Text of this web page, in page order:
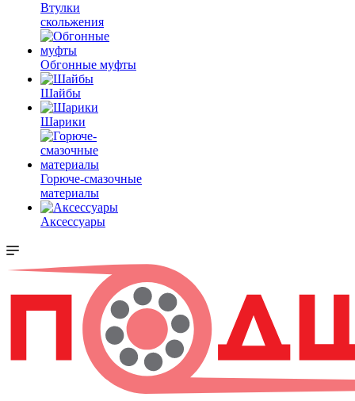
Втулки
скольжения
Обгонные муфты
Шайбы
Шарики
Горюче-смазочные
материалы
Аксессуары